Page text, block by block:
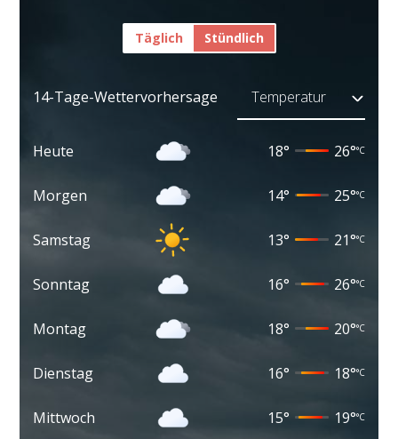
Täglich Stündlich
14-Tage-Wettervorhersage
Heute 18° 26°°C
Morgen 14° 25°°C
Samstag 13° 21°°C
Sonntag 16° 26°°C
Montag 18° 20°°C
Dienstag 16° 18°°C
Mittwoch 15° 19°°C